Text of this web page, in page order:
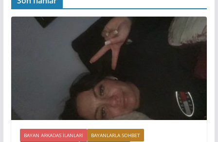
BAYAN ARKADAS ILANLARI
BAYANLARLA SOHBET